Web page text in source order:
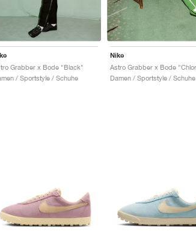
Grabber x Bode "Black"
/ Sportstyle / Schuhe
Nike
Damen / Sportstyle / Schuhe